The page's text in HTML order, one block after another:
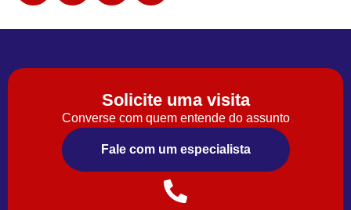
Solicite uma visita
Converse com quem entende do assunto
Fale com um especialista